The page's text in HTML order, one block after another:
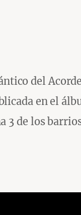
del
en el
de los